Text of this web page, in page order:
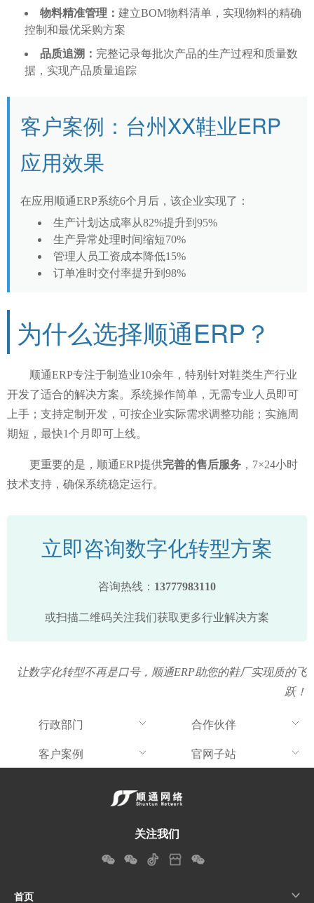
物料精准管理： 建立BOM物料清单，实现物料的精确
控制和最优采购方案
品质追溯： 完整记录每批次产品的生产过程和质量数
据，实现产品质量追踪
客户案例：台州XX鞋业ERP
应用效果
在应用顺通ERP系统6个月后，该企业实现了：
生产计划达成率从82%提升到95%
生产异常处理时间缩短70%
管理人员工资成本降低15%
订单准时交付率提升到98%
为什么选择顺通ERP？
顺通ERP专注于制造业10余年，特别针对鞋类生产行业
开发了适合的解决方案。系统操作简单，无需专业人员即可
上手；支持定制开发，可按企业实际需求调整功能；实施周
期短，最快1个月即可上线。
更重要的是，顺通ERP提供完善的售后服务 ，7×24小时
技术支持，确保系统稳定运行。
立即咨询数字化转型方案
咨询热线： 13777983110
或扫描二维码关注我们获取更多行业解决方案
让数字化转型不再是口号，顺通ERP助您的鞋厂实现质的飞
跃！
行政部门
合作伙伴
客户案例
官网子站
关注我们
首页